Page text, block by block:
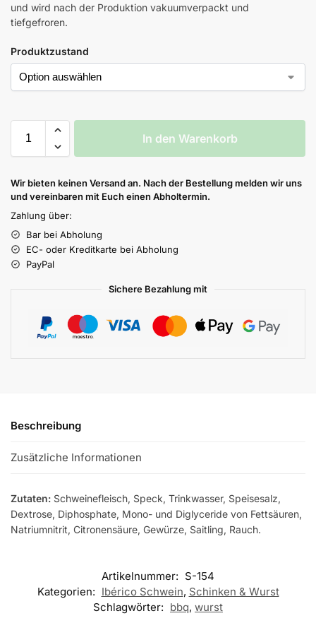
und wird nach der Produktion vakuumverpackt und
tiefgefroren.
Produktzustand
In den Warenkorb
Wir bieten keinen Versand an. Nach der Bestellung melden wir uns
und vereinbaren mit Euch einen Abholtermin.
Zahlung über:
Bar bei Abholung
EC- oder Kreditkarte bei Abholung
PayPal
Sichere Bezahlung mit
Beschreibung
Zusätzliche Informationen
Zutaten: Schweinefleisch, Speck, Trinkwasser, Speisesalz,
Dextrose, Diphosphate, Mono- und Diglyceride von Fettsäuren,
Natriumnitrit, Citronensäure, Gewürze, Saitling, Rauch.
Artikelnummer: S-154
Kategorien: Ibérico Schwein, Schinken & Wurst
Schlagwörter: bbq, wurst